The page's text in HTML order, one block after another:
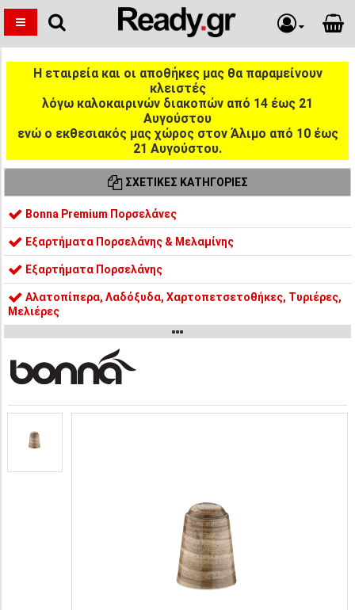
Η εταιρεία και οι αποθήκες μας θα παραμείνουν
κλειστές
λόγω καλοκαιρινών διακοπών από 14 έως 21
Αυγούστου
ενώ ο εκθεσιακός μας χώρος στον Άλιμο από 10 έως
21 Αυγούστου.
ΣΧΕΤΙΚΈΣ ΚΑΤΗΓΟΡΊΕΣ
Bonna Premium Πορσελάνες
Εξαρτήματα Πορσελάνης & Μελαμίνης
Εξαρτήματα Πορσελάνης
Αλατοπίπερα, Λαδόξυδα, Χαρτοπετσετοθήκες, Τυριέρες,
Μελιέρες